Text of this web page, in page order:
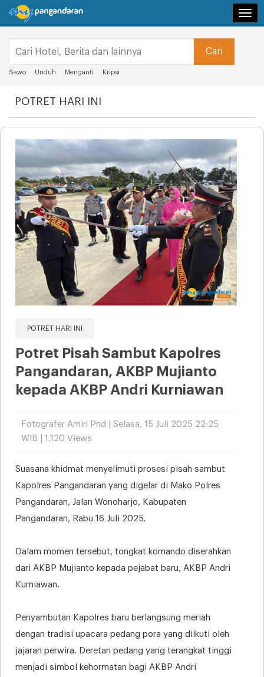
Sawo Unduh Menganti Kripsi
POTRET HARI INI
POTRET HARI INI
Potret Pisah Sambut Kapolres
Pangandaran, AKBP Mujianto
kepada AKBP Andri Kurniawan
Fotografer Amin Pnd | Selasa, 15 Juli 2025 22:25
WIB | 1.120 Views
Suasana khidmat menyelimuti prosesi pisah sambut
Kapolres Pangandaran yang digelar di Mako Polres
Pangandaran, Jalan Wonoharjo, Kabupaten
Pangandaran, Rabu 16 Juli 2025.
Dalam momen tersebut, tongkat komando diserahkan
dari AKBP Mujianto kepada pejabat baru, AKBP Andri
Kurniawan.
Penyambutan Kapolres baru berlangsung meriah
dengan tradisi upacara pedang pora yang diikuti oleh
jajaran perwira. Deretan pedang yang terangkat tinggi
menjadi simbol kehormatan bagi AKBP Andri